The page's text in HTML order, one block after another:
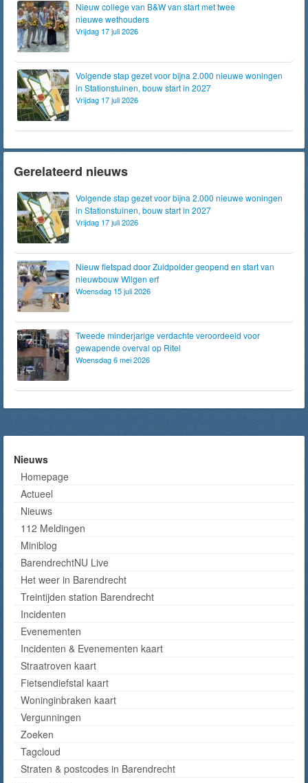
Nieuw college van B&W van start met twee
nieuwe wethouders
Vrijdag 17 juli 2026
Volgende stap gezet voor bijna 2.000 nieuwe woningen
in Stationstuinen, bouw start in 2027
Vrijdag 17 juli 2026
Gerelateerd nieuws
Volgende stap gezet voor bijna 2.000 nieuwe woningen
in Stationstuinen, bouw start in 2027
Vrijdag 17 juli 2026
Nieuw fietspad door Zuidpolder geopend en start van
nieuwbouw Wilgen erf
Woensdag 15 juli 2026
Tweede minderjarige verdachte veroordeeld voor
gewapende overval op Ritel
Woensdag 6 mei 2026
Nieuws
Homepage
Actueel
Nieuws
112 Meldingen
Miniblog
BarendrechtNU Live
Het weer in Barendrecht
Treintijden station Barendrecht
Incidenten
Evenementen
Incidenten & Evenementen kaart
Straatroven kaart
Fietsendiefstal kaart
Woninginbraken kaart
Vergunningen
Zoeken
Tagcloud
Straten & postcodes in Barendrecht